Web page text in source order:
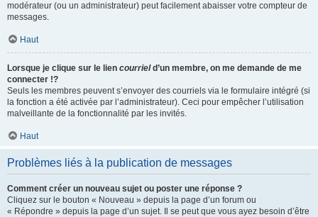
modérateur (ou un administrateur) peut facilement abaisser votre compteur de
messages.
Haut
Lorsque je clique sur le lien courrield’un membre, on me demande de me
connecter !?
Seuls les membres peuvent s’envoyer des courriels via le formulaire intégré (si
la fonction a été activée par l’administrateur). Ceci pour empêcher l’utilisation
malveillante de la fonctionnalité par les invités.
Haut
Problèmes liés à la publication de messages
Comment créer un nouveau sujet ou poster une réponse ?
Cliquez sur le bouton « Nouveau » depuis la page d’un forum ou
« Répondre » depuis la page d’un sujet. Il se peut que vous ayez besoin d’être